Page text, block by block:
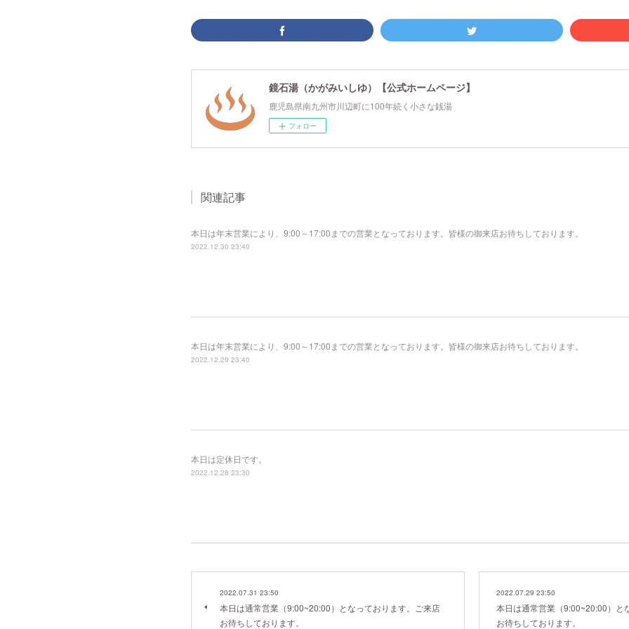
鏡石湯（かがみいしゆ）【公式ホームページ】
鹿児島県南九州市川辺町に100年続く小さな銭湯
フォロー
関連記事
本日は年末営業により、9:00～17:00までの営業となっております。皆様の御来店お待ちしております。
2022.12.30 23:40
本日は年末営業により、9:00～17:00までの営業となっております。皆様の御来店お待ちしております。
2022.12.29 23:40
本日は定休日です。
2022.12.28 23:30
2022.07.31 23:50
本日は通常営業（9:00~20:00）となっております。ご来店
お待ちしております。
2022.07.29 23:50
本日は通常営業（9:00~20:00）と
お待ちしております。